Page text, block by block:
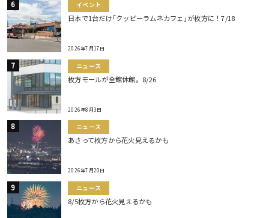
イベント
日本で1台だけ｢クッピーラムネカフェ｣が枚方に！7/18
2026年7月17日
ニュース
枚方モールが全館休館。8/26
2026年8月3日
ニュース
あさって枚方から花火見えるかも
2026年7月20日
ニュース
8/5枚方から花火見えるかも